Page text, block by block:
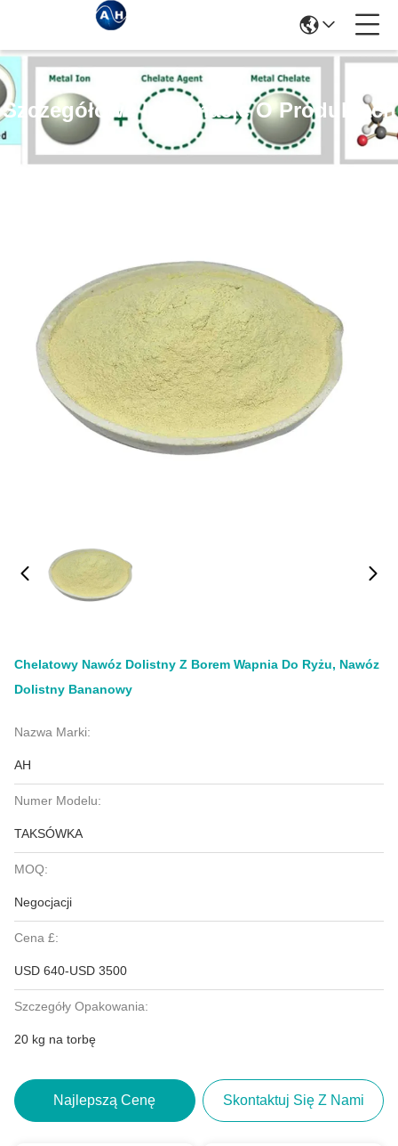
Szczegółowe Informacje O Produktach
Chelatowy Nawóz Dolistny Z Borem Wapnia Do Ryżu, Nawóz
Dolistny Bananowy
Nazwa Marki:
AH
Numer Modelu:
TAKSÓWKA
MOQ:
Negocjacji
Cena £:
USD 640-USD 3500
Szczegóły Opakowania:
20 kg na torbę
Najlepszą Cenę Skontaktuj Się Z Nami